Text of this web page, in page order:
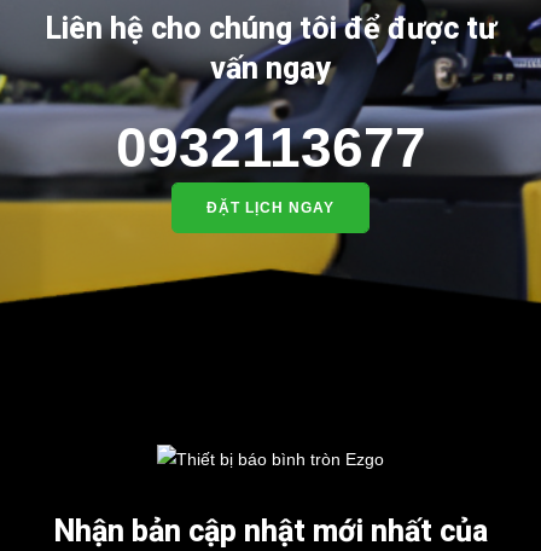
Liên hệ cho chúng tôi để được tư
vấn ngay
0932113677
ĐẶT LỊCH NGAY
Nhận bản cập nhật mới nhất của